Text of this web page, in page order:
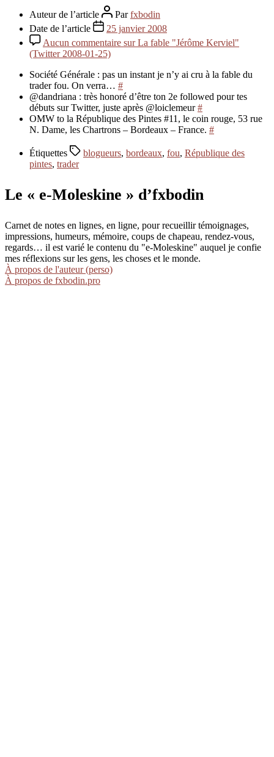
Auteur de l’article Parfxbodin
Date de l’article
25 janvier 2008
Aucun commentaire sur La fable "Jérôme Kerviel"
(Twitter 2008-01-25)
Société Générale : pas un instant je n’y ai cru à la fable du
trader fou. On verra… #
@dandriana : très honoré d’être ton 2e followed pour tes
débuts sur Twitter, juste après @loiclemeur#
OMW to la République des Pintes #11, le coin rouge, 53 rue
N. Dame, les Chartrons – Bordeaux – France. #
Étiquettes blogueurs, bordeaux, fou, République des
pintes, trader
Le « e-Moleskine » d’fxbodin
Carnet de notes en lignes, en ligne, pour recueillir témoignages,
impressions, humeurs, mémoire, coups de chapeau, rendez-vous,
regards… il est varié le contenu du "e-Moleskine" auquel je confie
mes réflexions sur les gens, les choses et le monde.
À propos de l'auteur (perso)
À propos de fxbodin.pro